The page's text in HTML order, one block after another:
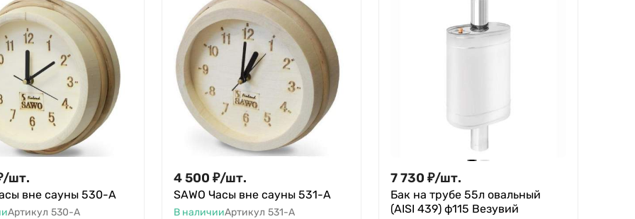
/шт.
вне сауны 530-А
Артикул 530-A
4 500 ₽/шт.
SAWO Часы вне сауны 531-А
В наличииАртикул 531-A
7 730 ₽/шт.
Бак на трубе 55л овальный
(AISI 439) ф115 Везувий